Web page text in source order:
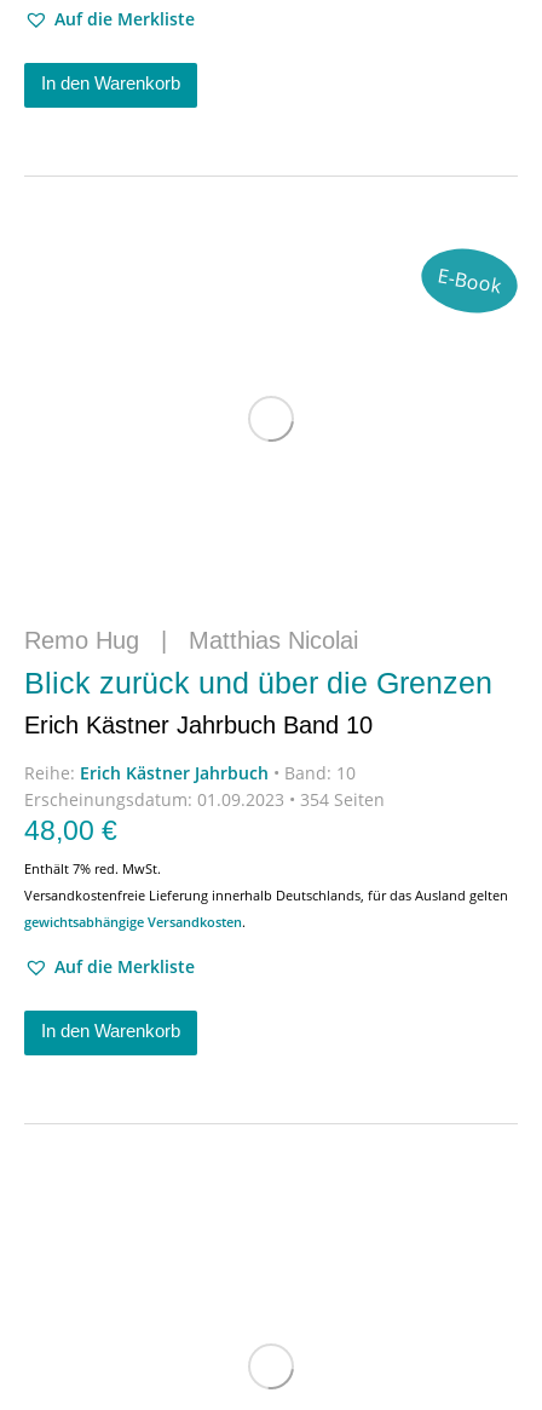
Auf die Merkliste
In den Warenkorb
E-Book
Remo Hug Matthias Nicolai
Blick zurück und über die Grenzen
Erich Kästner Jahrbuch Band 10
Reihe: Erich Kästner Jahrbuch • Band: 10
Erscheinungsdatum: 01.09.2023 • 354 Seiten
48,00 €
Enthält 7% red. MwSt.
Versandkostenfreie Lieferung innerhalb Deutschlands, für das Ausland gelten
gewichtsabhängige Versandkosten.
Auf die Merkliste
In den Warenkorb